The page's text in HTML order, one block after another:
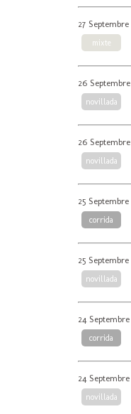
27 Septembre
mixte
26 Septembre
novillada
26 Septembre
novillada
25 Septembre
corrida
25 Septembre
novillada
24 Septembre
corrida
24 Septembre
novillada